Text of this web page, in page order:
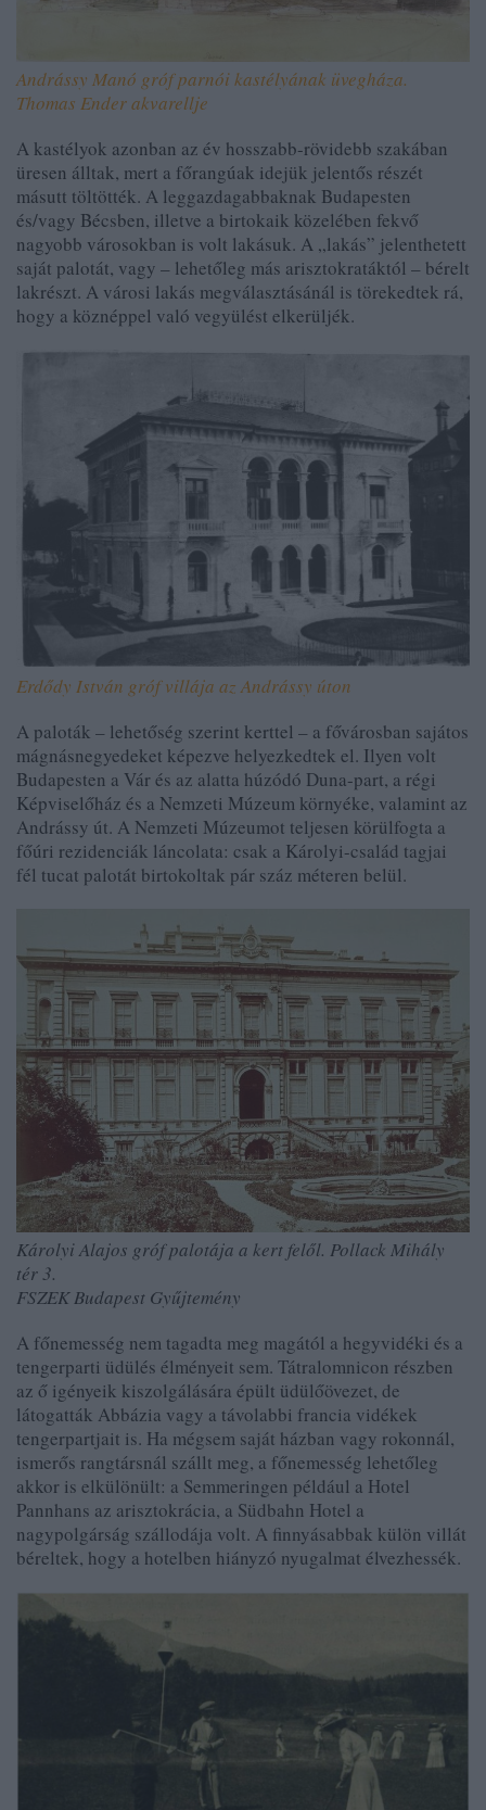
Andrássy Manó gróf parnói kastélyának üvegháza.
Thomas Ender akvarellje
A kastélyok azonban az év hosszabb-rövidebb szakában
üresen álltak, mert a főrangúak idejük jelentős részét
másutt töltötték. A leggazdagabbaknak Budapesten
és/vagy Bécsben, illetve a birtokaik közelében fekvő
nagyobb városokban is volt lakásuk. A „lakás” jelenthetett
saját palotát, vagy – lehetőleg más arisztokratáktól – bérelt
lakrészt. A városi lakás megválasztásánál is törekedtek rá,
hogy a köznéppel való vegyülést elkerüljék.
Erdődy István gróf villája az Andrássy úton
A paloták – lehetőség szerint kerttel – a fővárosban sajátos
mágnásnegyedeket képezve helyezkedtek el. Ilyen volt
Budapesten a Vár és az alatta húzódó Duna-part, a régi
Képviselőház és a Nemzeti Múzeum környéke, valamint az
Andrássy út. A Nemzeti Múzeumot teljesen körülfogta a
főúri rezidenciák láncolata: csak a Károlyi-család tagjai
fél tucat palotát birtokoltak pár száz méteren belül.
Károlyi Alajos gróf palotája a kert felől. Pollack Mihály
tér 3.
FSZEK Budapest Gyűjtemény
A főnemesség nem tagadta meg magától a hegyvidéki és a
tengerparti üdülés élményeit sem. Tátralomnicon részben
az ő igényeik kiszolgálására épült üdülőövezet, de
látogatták Abbázia vagy a távolabbi francia vidékek
tengerpartjait is. Ha mégsem saját házban vagy rokonnál,
ismerős rangtársnál szállt meg, a főnemesség lehetőleg
akkor is elkülönült: a Semmeringen például a Hotel
Pannhans az arisztokrácia, a Südbahn Hotel a
nagypolgárság szállodája volt. A finnyásabbak külön villát
béreltek, hogy a hotelben hiányzó nyugalmat élvezhessék.